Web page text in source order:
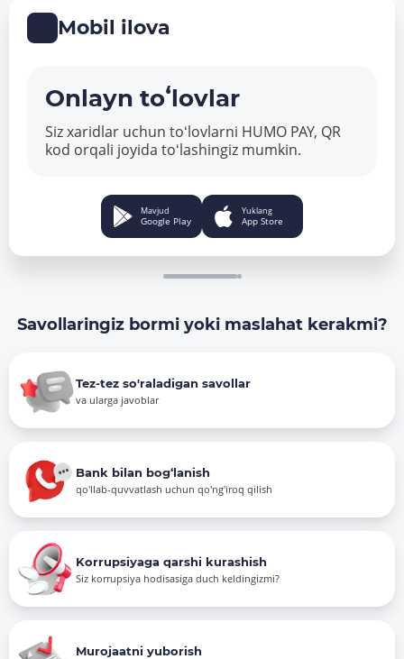
Mobil ilova
Onlayn toʻlovlar
Siz xaridlar uchun toʻlovlarni HUMO PAY, QR
kod orqali joyida toʻlashingiz mumkin.
Mavjud
Google Play
Yuklang
App Store
Savollaringiz bormi yoki maslahat kerakmi?
Tez-tez so'raladigan savollar
va ularga javoblar
Bank bilan bog‘lanish
qo'llab-quvvatlash uchun qo'ng'iroq qilish
Korrupsiyaga qarshi kurashish
Siz korrupsiya hodisasiga duch keldingizmi?
Murojaatni yuborish